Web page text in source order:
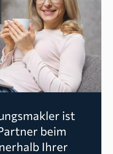
ist
beim
Ihrer